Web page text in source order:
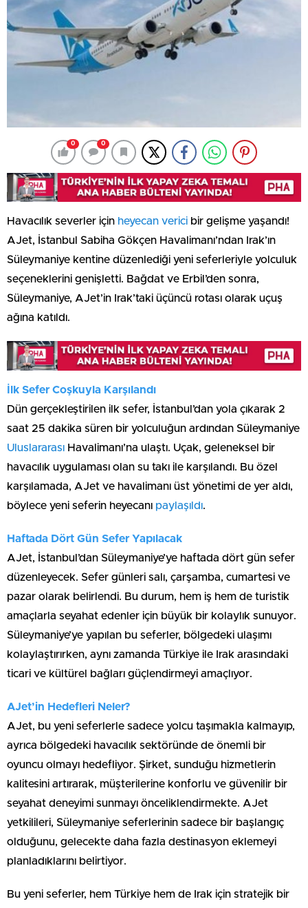
0 0
Havacılık severler için heyecan verici bir gelişme yaşandı!
AJet, İstanbul Sabiha Gökçen Havalimanı’ndan Irak’ın
Süleymaniye kentine düzenlediği yeni seferleriyle yolculuk
seçeneklerini genişletti. Bağdat ve Erbil’den sonra,
Süleymaniye, AJet’in Irak’taki üçüncü rotası olarak uçuş
ağına katıldı.
İlk Sefer Coşkuyla Karşılandı
Dün gerçekleştirilen ilk sefer, İstanbul’dan yola çıkarak 2
saat 25 dakika süren bir yolculuğun ardından Süleymaniye
Uluslararası Havalimanı’na ulaştı. Uçak, geleneksel bir
havacılık uygulaması olan su takı ile karşılandı. Bu özel
karşılamada, AJet ve havalimanı üst yönetimi de yer aldı,
böylece yeni seferin heyecanı paylaşıldı.
Haftada Dört Gün Sefer Yapılacak
AJet, İstanbul’dan Süleymaniye’ye haftada dört gün sefer
düzenleyecek. Sefer günleri salı, çarşamba, cumartesi ve
pazar olarak belirlendi. Bu durum, hem iş hem de turistik
amaçlarla seyahat edenler için büyük bir kolaylık sunuyor.
Süleymaniye’ye yapılan bu seferler, bölgedeki ulaşımı
kolaylaştırırken, aynı zamanda Türkiye ile Irak arasındaki
ticari ve kültürel bağları güçlendirmeyi amaçlıyor.
AJet’in Hedefleri Neler?
AJet, bu yeni seferlerle sadece yolcu taşımakla kalmayıp,
ayrıca bölgedeki havacılık sektöründe de önemli bir
oyuncu olmayı hedefliyor. Şirket, sunduğu hizmetlerin
kalitesini artırarak, müşterilerine konforlu ve güvenilir bir
seyahat deneyimi sunmayı önceliklendirmekte. AJet
yetkilileri, Süleymaniye seferlerinin sadece bir başlangıç
olduğunu, gelecekte daha fazla destinasyon eklemeyi
planladıklarını belirtiyor.
Bu yeni seferler, hem Türkiye hem de Irak için stratejik bir